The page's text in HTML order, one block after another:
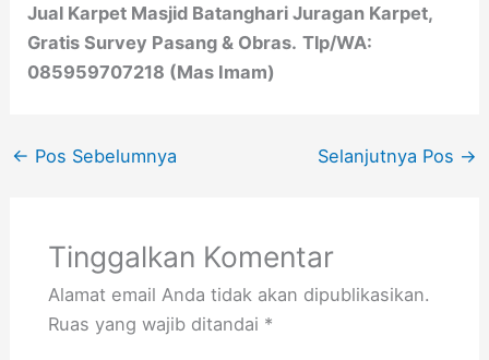
Jual Karpet Masjid Batanghari Juragan Karpet,
Gratis Survey Pasang & Obras. Tlp/WA:
085959707218 (Mas Imam)
← Pos Sebelumnya Selanjutnya Pos →
Tinggalkan Komentar
Alamat email Anda tidak akan dipublikasikan.
Ruas yang wajib ditandai *